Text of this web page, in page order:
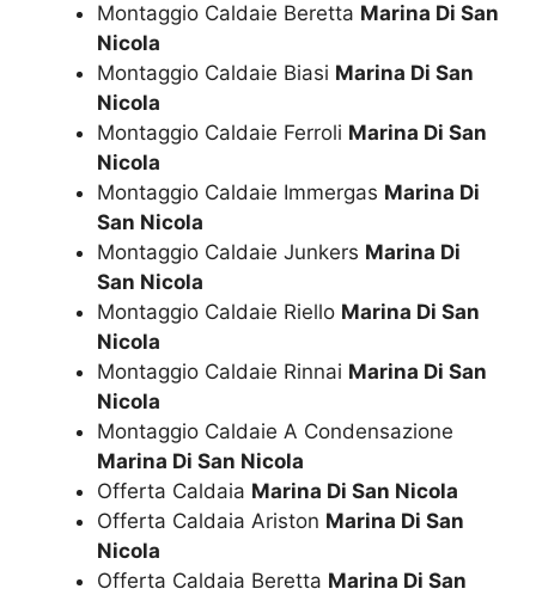
Montaggio Caldaie Beretta Marina Di San
Nicola
Montaggio Caldaie Biasi Marina Di San
Nicola
Montaggio Caldaie Ferroli Marina Di San
Nicola
Montaggio Caldaie Immergas Marina Di
San Nicola
Montaggio Caldaie Junkers Marina Di
San Nicola
Montaggio Caldaie Riello Marina Di San
Nicola
Montaggio Caldaie Rinnai Marina Di San
Nicola
Montaggio Caldaie A Condensazione
Marina Di San Nicola
Offerta Caldaia Marina Di San Nicola
Offerta Caldaia Ariston Marina Di San
Nicola
Offerta Caldaia Beretta Marina Di San